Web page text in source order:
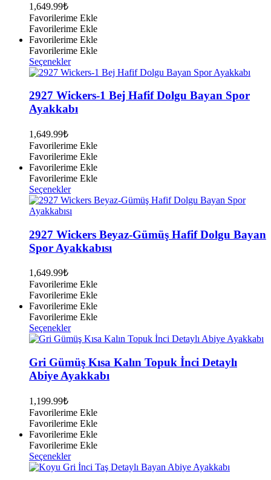
seçilebilir
1,649.99₺
Favorilerime Ekle
Favorilerime Ekle
Favorilerime Ekle
Favorilerime Ekle
SeçeneklerBu
ürünün
fazla
varyasyonu
var.
sayfasından
seçilebilir
2927 Wickers-1 Bej Hafif Dolgu Bayan Spor
Ayakkabı
1,649.99₺
Favorilerime Ekle
Favorilerime Ekle
Favorilerime Ekle
Favorilerime Ekle
SeçeneklerBu
ürünün
birden
varyasyonu
var.
Seçenekler
seçilebilir
2927 Wickers Beyaz-Gümüş Hafif Dolgu Bayan
Spor Ayakkabısı
1,649.99₺
Favorilerime Ekle
Favorilerime Ekle
Favorilerime Ekle
Favorilerime Ekle
SeçeneklerBu
ürünün
fazla
varyasyonu
var.
sayfasından
seçilebilir
Gri Gümüş Kısa Kalın Topuk İnci Detaylı
Abiye Ayakkabı
1,199.99₺
Favorilerime Ekle
Favorilerime Ekle
Favorilerime Ekle
Favorilerime Ekle
SeçeneklerBu
ürünün